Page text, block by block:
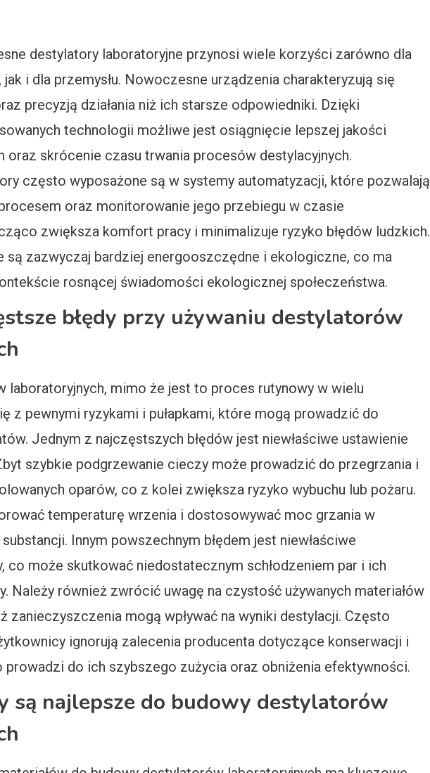
destylatory laboratoryjne przynosi wiele korzyści zarówno dla
i dla przemysłu. Nowoczesne urządzenia charakteryzują się
precyzją działania niż ich starsze odpowiedniki. Dzięki
technologii możliwe jest osiągnięcie lepszej jakości
oraz skrócenie czasu trwania procesów destylacyjnych.
często wyposażone są w systemy automatyzacji, które pozwalają
oraz monitorowanie jego przebiegu w czasie
zwiększa komfort pracy i minimalizuje ryzyko błędów ludzkich.
są zazwyczaj bardziej energooszczędne i ekologiczne, co ma
rosnącej świadomości ekologicznej społeczeństwa.
błędy przy używaniu destylatorów
laboratoryjnych, mimo że jest to proces rutynowy w wielu
z pewnymi ryzykami i pułapkami, które mogą prowadzić do
Jednym z najczęstszych błędów jest niewłaściwe ustawienie
szybkie podgrzewanie cieczy może prowadzić do przegrzania i
oparów, co z kolei zwiększa ryzyko wybuchu lub pożaru.
temperaturę wrzenia i dostosowywać moc grzania w
Innym powszechnym błędem jest niewłaściwe
co może skutkować niedostatecznym schłodzeniem par i ich
Należy również zwrócić uwagę na czystość używanych materiałów
zanieczyszczenia mogą wpływać na wyniki destylacji. Często
ignorują zalecenia producenta dotyczące konserwacji i
prowadzi do ich szybszego zużycia oraz obniżenia efektywności.
są najlepsze do budowy destylatorów